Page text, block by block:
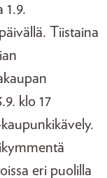
1.9.
Tiistaina
klo 17
eri puolilla